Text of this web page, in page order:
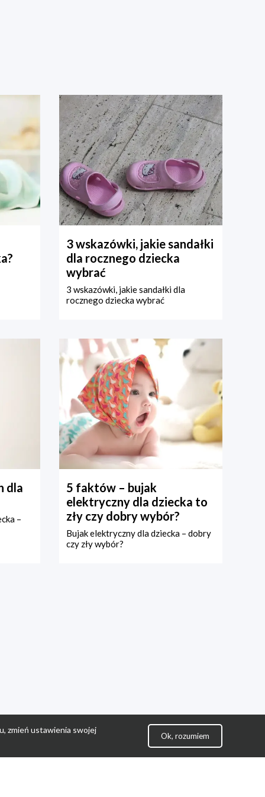
3 wskazówki, jakie sandałki
dla rocznego dziecka
wybrać
3 wskazówki, jakie sandałki dla
rocznego dziecka wybrać
dla
–
5 faktów – bujak
elektryczny dla dziecka to
zły czy dobry wybór?
Bujak elektryczny dla dziecka – dobry
czy zły wybór?
zmień ustawienia swojej
Ok, rozumiem